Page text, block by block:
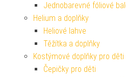
Jednobarevné fóliové
Helium a doplňky
Heliové lahve
Těžítka a doplňky
Kostýmové doplňky pro děti
Čepičky pro děti